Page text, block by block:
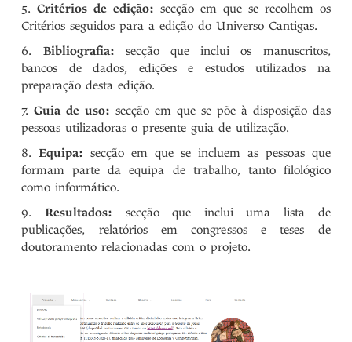
Critérios de edição:secção em que se recolhem os
Critérios seguidos para a edição do Universo Cantigas.
Bibliografia: secção que inclui os manuscritos,
bancos de dados, edições e estudos utilizados na
preparação desta edição.
Guia de uso: secção em que se põe à disposição das
pessoas utilizadoras o presente guia de utilização.
Equipa:secção em que se incluem as pessoas que
formam parte da equipa de trabalho, tanto filológico
como informático.
Resultados: secção que inclui uma lista de
publicações, relatórios em congressos e teses de
doutoramento relacionadas com o projeto.